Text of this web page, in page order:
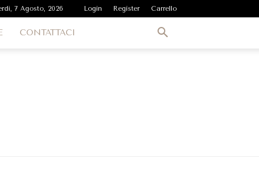
7 Agosto, 2026 Login Register Carrello
CONTATTACI